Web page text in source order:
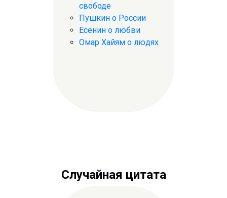
свободе
Пушкин о России
Есенин о любви
Омар Хайям о людях
Случайная цитата